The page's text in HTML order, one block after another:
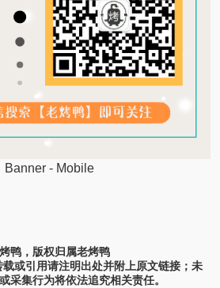
鸭，版权归属老烤鸭
载或引用请注明出处并附上原文链接；未
采集行为将依法追究相关责任。